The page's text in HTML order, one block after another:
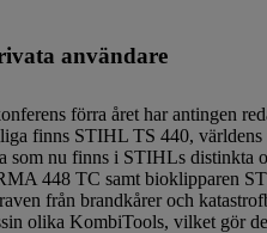
användare
förra året har antingen
finns STIHL TS 440,
som nu finns i STIHLs
448 TC samt bioklipparen
från brandkårer och
olika KombiTools, vilket gör